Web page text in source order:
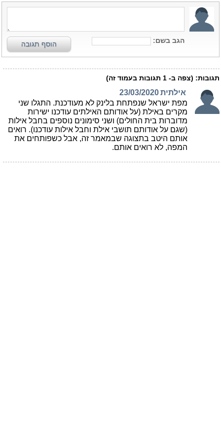
הגב בשם: הוסף תגובה
תגובות: (צפה ב- 1 תגובות בעמוד זה)
אילתית23/03/2020
מפת ישראל שנפתחת בלינק לא מעודכנת. התגלו שני
מקרים באילת (על אודותם האילתים עודכנו ישירות
מדוברות בית החולים) ושני סימונים נוספים בחבל אילות
(שגם על אודותם תושבי אילת וחבל אילות עודכנו). רואים
אותם היטב בתצוגה שבמאמר זה, אבל כשפותחים את
המפה, לא רואים אותם.